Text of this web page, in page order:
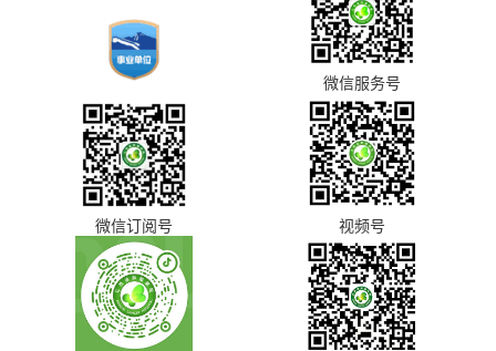
微信服务号
微信订阅号 视频号